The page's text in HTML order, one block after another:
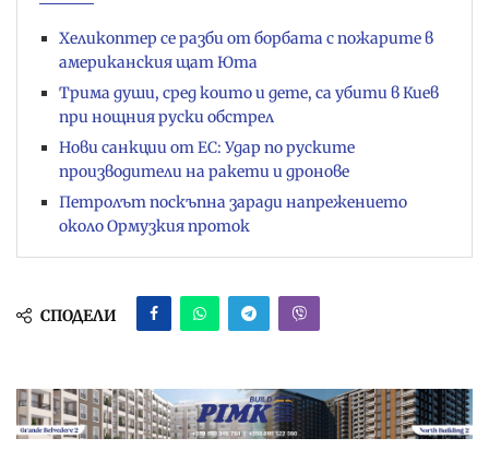
Хеликоптер се разби от борбата с пожарите в
американския щат Юта
Трима души, сред които и дете, са убити в Киев
при нощния руски обстрел
Нови санкции от ЕС: Удар по руските
производители на ракети и дронове
Петролът поскъпна заради напрежението
около Ормузкия проток
СПОДЕЛИ